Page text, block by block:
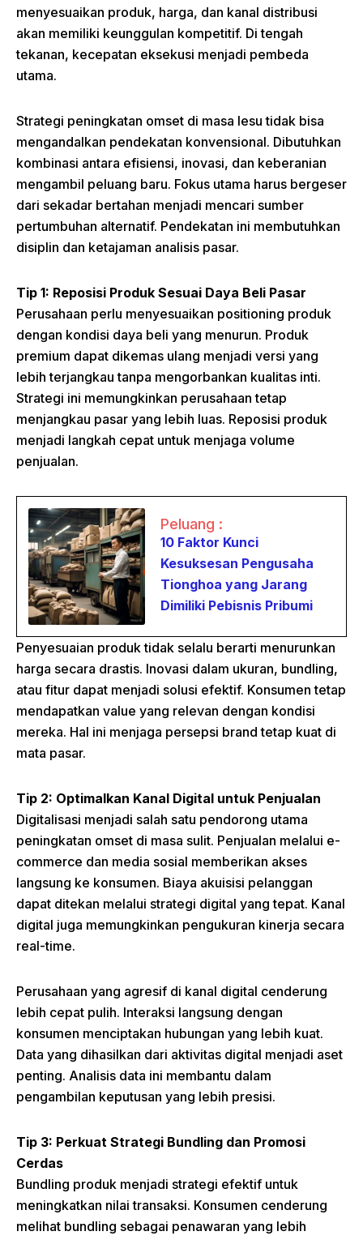
menyesuaikan produk, harga, dan kanal distribusi
akan memiliki keunggulan kompetitif. Di tengah
tekanan, kecepatan eksekusi menjadi pembeda
utama.
Strategi peningkatan omset di masa lesu tidak bisa
mengandalkan pendekatan konvensional. Dibutuhkan
kombinasi antara efisiensi, inovasi, dan keberanian
mengambil peluang baru. Fokus utama harus bergeser
dari sekadar bertahan menjadi mencari sumber
pertumbuhan alternatif. Pendekatan ini membutuhkan
disiplin dan ketajaman analisis pasar.
Tip 1: Reposisi Produk Sesuai Daya Beli Pasar
Perusahaan perlu menyesuaikan positioning produk
dengan kondisi daya beli yang menurun. Produk
premium dapat dikemas ulang menjadi versi yang
lebih terjangkau tanpa mengorbankan kualitas inti.
Strategi ini memungkinkan perusahaan tetap
menjangkau pasar yang lebih luas. Reposisi produk
menjadi langkah cepat untuk menjaga volume
penjualan.
Peluang :
10 Faktor Kunci
Kesuksesan Pengusaha
Tionghoa yang Jarang
Dimiliki Pebisnis Pribumi
Penyesuaian produk tidak selalu berarti menurunkan
harga secara drastis. Inovasi dalam ukuran, bundling,
atau fitur dapat menjadi solusi efektif. Konsumen tetap
mendapatkan value yang relevan dengan kondisi
mereka. Hal ini menjaga persepsi brand tetap kuat di
mata pasar.
Tip 2: Optimalkan Kanal Digital untuk Penjualan
Digitalisasi menjadi salah satu pendorong utama
peningkatan omset di masa sulit. Penjualan melalui e-
commerce dan media sosial memberikan akses
langsung ke konsumen. Biaya akuisisi pelanggan
dapat ditekan melalui strategi digital yang tepat. Kanal
digital juga memungkinkan pengukuran kinerja secara
real-time.
Perusahaan yang agresif di kanal digital cenderung
lebih cepat pulih. Interaksi langsung dengan
konsumen menciptakan hubungan yang lebih kuat.
Data yang dihasilkan dari aktivitas digital menjadi aset
penting. Analisis data ini membantu dalam
pengambilan keputusan yang lebih presisi.
Tip 3: Perkuat Strategi Bundling dan Promosi
Cerdas
Bundling produk menjadi strategi efektif untuk
meningkatkan nilai transaksi. Konsumen cenderung
melihat bundling sebagai penawaran yang lebih